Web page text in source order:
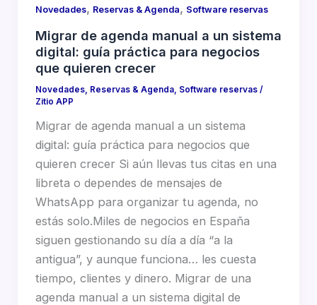
Novedades, Reservas & Agenda, Software reservas
Migrar de agenda manual a un sistema
digital: guía práctica para negocios
que quieren crecer
Novedades, Reservas & Agenda, Software reservas/
Zitio APP
Migrar de agenda manual a un sistema
digital: guía práctica para negocios que
quieren crecer Si aún llevas tus citas en una
libreta o dependes de mensajes de
WhatsApp para organizar tu agenda, no
estás solo.Miles de negocios en España
siguen gestionando su día a día “a la
antigua”, y aunque funciona… les cuesta
tiempo, clientes y dinero. Migrar de una
agenda manual a un sistema digital de